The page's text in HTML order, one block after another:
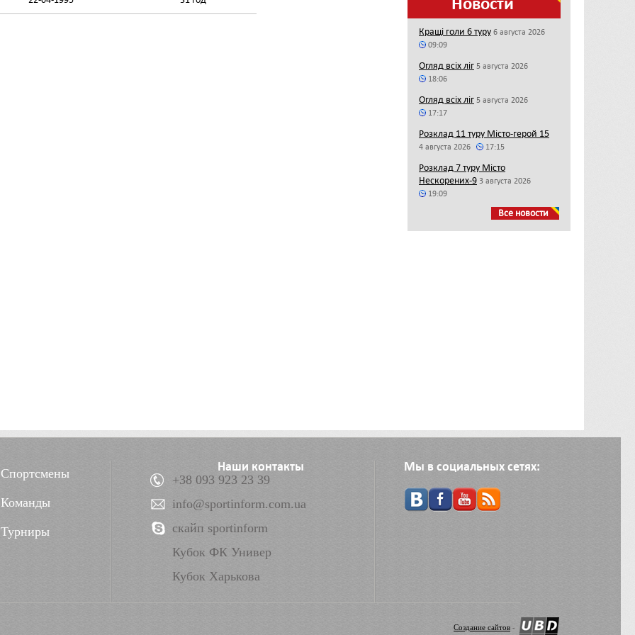
Кращі голи 6 туру 6 августа 2026
09:09
Огляд всіх ліг 5 августа 2026
18:06
Огляд всіх ліг 5 августа 2026
17:17
Розклад 11 туру Місто-герой 15
4 августа 2026 17:15
Розклад 7 туру Місто
Нескорених-9 3 августа 2026
19:09
Все новости
Спортсмены
Команды
Турниры
Наши контакты
+38 093 923 23 39
info@sportinform.com.ua
скайп sportinform
Кубок ФК Универ
Кубок Харькова
Мы в социальных сетях:
Создание сайтов -